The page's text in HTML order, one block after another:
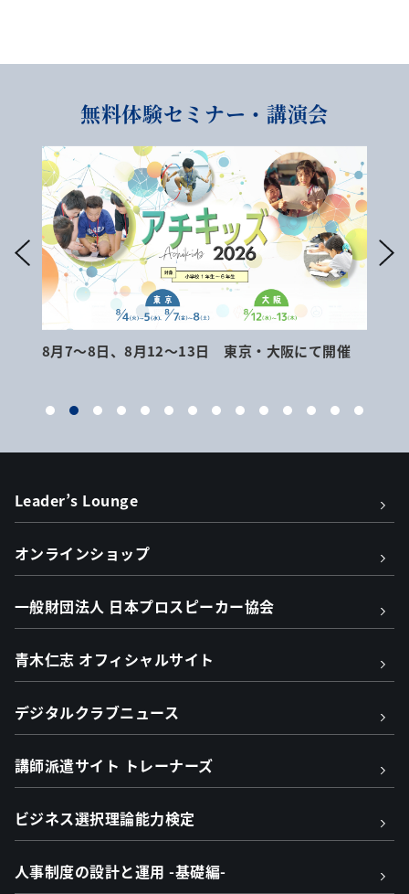
無料体験セミナー・講演会
8月7～8日、8月12～13日 東京・大阪にて開催
Leader’s Lounge
オンラインショップ
一般財団法人 日本プロスピーカー協会
青木仁志 オフィシャルサイト
デジタルクラブニュース
講師派遣サイト トレーナーズ
ビジネス選択理論能力検定
人事制度の設計と運用 -基礎編-